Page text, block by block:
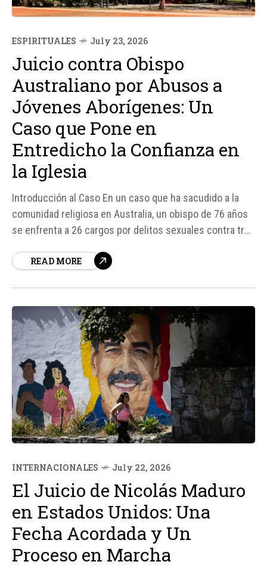
ESPIRITUALES July 23, 2026
Juicio contra Obispo
Australiano por Abusos a
Jóvenes Aborígenes: Un
Caso que Pone en
Entredicho la Confianza en
la Iglesia
Introducción al Caso En un caso que ha sacudido a la
comunidad religiosa en Australia, un obispo de 76 años
se enfrenta a 26 cargos por delitos sexuales contra tres
quien dirigió la Diócesis de Broome desde 1996 hasta
READ MORE
INTERNACIONALES July 22, 2026
El Juicio de Nicolás Maduro
en Estados Unidos: Una
Fecha Acordada y Un
Proceso en Marcha